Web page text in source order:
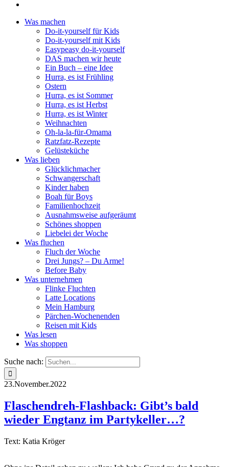
Was machen
Do-it-yourself für Kids
Do-it-yourself mit Kids
Easypeasy do-it-yourself
DAS machen wir heute
Ein Buch – eine Idee
Hurra, es ist Frühling
Ostern
Hurra, es ist Sommer
Hurra, es ist Herbst
Hurra, es ist Winter
Weihnachten
Oh-la-la-für-Omama
Ratzfatz-Rezepte
Gelüsteküche
Was lieben
Glücklichmacher
Schwangerschaft
Kinder haben
Boah für Boys
Familienhochzeit
Ausnahmsweise aufgeräumt
Schönes shoppen
Liebelei der Woche
Was fluchen
Fluch der Woche
Drei Jungs? – Du Arme!
Before Baby
Was unternehmen
Flinke Fluchten
Latte Locations
Mein Hamburg
Pärchen-Wochenenden
Reisen mit Kids
Was lesen
Was shoppen
Suche nach:
23.November.2022
Flaschendreh-Flashback: Gibt’s bald
wieder Engtanz im Partykeller…?
Text: Katia Kröger